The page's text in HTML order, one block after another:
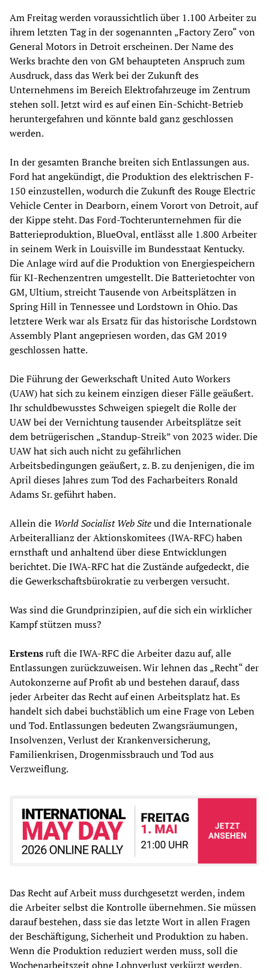
Am Freitag werden voraussichtlich über 1.100 Arbeiter zu
ihrem letzten Tag in der sogenannten „Factory Zero“ von
General Motors in Detroit erscheinen. Der Name des
Werks brachte den von GM behaupteten Anspruch zum
Ausdruck, dass das Werk bei der Zukunft des
Unternehmens im Bereich Elektrofahrzeuge im Zentrum
stehen soll. Jetzt wird es auf einen Ein-Schicht-Betrieb
heruntergefahren und könnte bald ganz geschlossen
werden.
In der gesamten Branche breiten sich Entlassungen aus.
Ford hat angekündigt, die Produktion des elektrischen F-
150 einzustellen, wodurch die Zukunft des Rouge Electric
Vehicle Center in Dearborn, einem Vorort von Detroit, auf
der Kippe steht. Das Ford-Tochterunternehmen für die
Batterieproduktion, BlueOval, entlässt alle 1.800 Arbeiter
in seinem Werk in Louisville im Bundesstaat Kentucky.
Die Anlage wird auf die Produktion von Energiespeichern
für KI-Rechenzentren umgestellt. Die Batterietochter von
GM, Ultium, streicht Tausende von Arbeitsplätzen in
Spring Hill in Tennessee und Lordstown in Ohio. Das
letztere Werk war als Ersatz für das historische Lordstown
Assembly Plant angepriesen worden, das GM 2019
geschlossen hatte.
Die Führung der Gewerkschaft United Auto Workers
(UAW) hat sich zu keinem einzigen dieser Fälle geäußert.
Ihr schuldbewusstes Schweigen spiegelt die Rolle der
UAW bei der Vernichtung tausender Arbeitsplätze seit
dem betrügerischen „Standup-Streik” von 2023 wider. Die
UAW hat sich auch nicht zu gefährlichen
Arbeitsbedingungen geäußert, z. B. zu denjenigen, die im
April dieses Jahres zum Tod des Facharbeiters Ronald
Adams Sr. geführt haben.
Allein die World Socialist Web Siteund die Internationale
Arbeiterallianz der Aktionskomitees (IWA-RFC) haben
ernsthaft und anhaltend über diese Entwicklungen
berichtet. Die IWA-RFC hat die Zustände aufgedeckt, die
die Gewerkschaftsbürokratie zu verbergen versucht.
Was sind die Grundprinzipien, auf die sich ein wirklicher
Kampf stützen muss?
Erstensruft die IWA-RFC die Arbeiter dazu auf, alle
Entlassungen zurückzuweisen. Wir lehnen das „Recht“ der
Autokonzerne auf Profit ab und bestehen darauf, dass
jeder Arbeiter das Recht auf einen Arbeitsplatz hat. Es
handelt sich dabei buchstäblich um eine Frage von Leben
und Tod. Entlassungen bedeuten Zwangsräumungen,
Insolvenzen, Verlust der Krankenversicherung,
Familienkrisen, Drogenmissbrauch und Tod aus
Verzweiflung.
Das Recht auf Arbeit muss durchgesetzt werden, indem
die Arbeiter selbst die Kontrolle übernehmen. Sie müssen
darauf bestehen, dass sie das letzte Wort in allen Fragen
der Beschäftigung, Sicherheit und Produktion zu haben.
Wenn die Produktion reduziert werden muss, soll die
Wochenarbeitszeit ohne Lohnverlust verkürzt werden.